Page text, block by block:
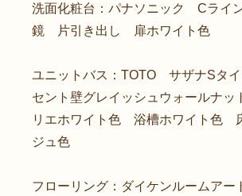
洗面化粧台：パナソニック Cライ
鏡 片引き出し 扉ホワイト色
ユニットバス：TOTO サザナSタ
セント壁グレイッシュウォールナ
リエホワイト色 浴槽ホワイト色
ジュ色
フローリング：ダイケンルームア